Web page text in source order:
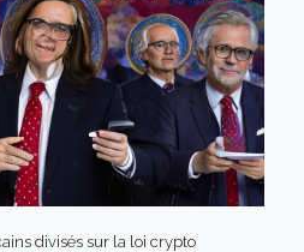
divisés sur la loi crypto